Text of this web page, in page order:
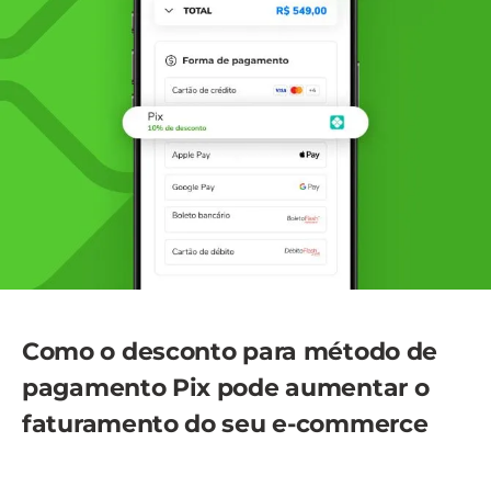
Como o desconto para método de
pagamento Pix pode aumentar o
faturamento do seu e-commerce